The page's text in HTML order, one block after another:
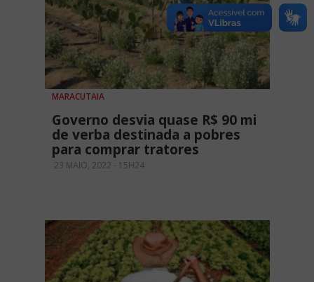
MARACUTAIA
Governo desvia quase R$ 90 mi
de verba destinada a pobres
para comprar tratores
23 MAIO, 2022 - 15H24